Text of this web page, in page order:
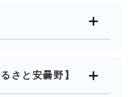
さと安曇野】